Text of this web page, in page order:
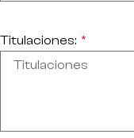
Titulaciones: